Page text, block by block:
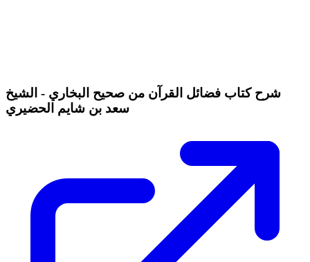
شرح كتاب فضائل القرآن من صحيح البخاري - الشيخ
سعد بن شايم الحضيري